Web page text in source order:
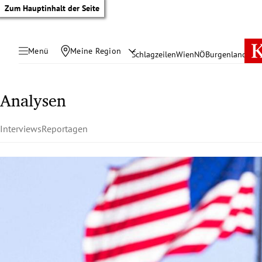
Zum Hauptinhalt der Seite
Menü Meine Region SchlagzeilenWienNÖBurgenland
Analysen
InterviewsReportagen